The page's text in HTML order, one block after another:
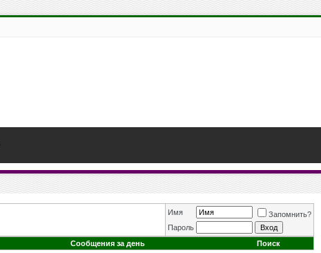
Имя
Запомнить?
Пароль
Сообщения за день Поиск